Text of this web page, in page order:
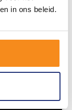
in ons beleid.
Deel jouw